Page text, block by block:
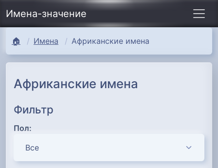
Имена-значение
🏠 Имена Африканские имена
Африканские имена
Фильтр
Пол: